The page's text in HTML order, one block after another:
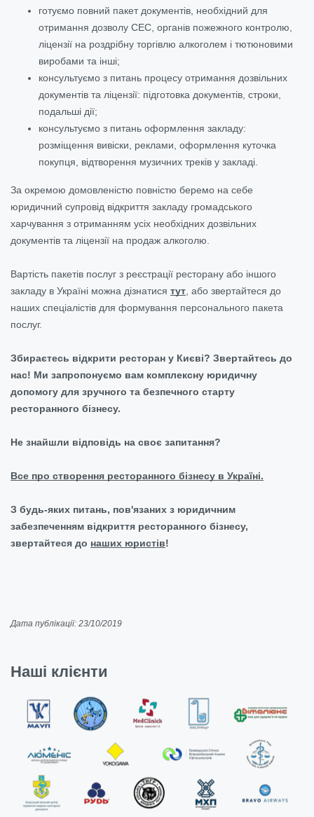
готуємо повний пакет документів, необхідний для
отримання дозволу СЕС, органів пожежного контролю,
ліцензії на роздрібну торгівлю алкоголем і тютюновими
виробами та інші;
консультуємо з питань процесу отримання дозвільних
документів та ліцензії: підготовка документів, строки,
подальші дії;
консультуємо з питань оформлення закладу:
розміщення вивіски, реклами, оформлення куточка
покупця, відтворення музичних треків у закладі.
За окремою домовленістю повністю беремо на себе
юридичний супровід відкриття закладу громадського
харчування з отриманням усіх необхідних дозвільних
документів та ліцензії на продаж алкоголю.
Вартість пакетів послуг з реєстрації ресторану або іншого
закладу в Україні можна дізнатися тут , або звертайтеся до
наших спеціалістів для формування персонального пакета
послуг.
Збираєтесь відкрити ресторан у Києві? Звертайтесь до
нас! Ми запропонуємо вам комплексну юридичну
допомогу для зручного та безпечного старту
ресторанного бізнесу.
Не знайшли відповідь на своє запитання?
Все про створення ресторанного бізнесу в Україні.
З будь-яких питань, пов'язаних з юридичним
забезпеченням відкриття ресторанного бізнесу,
звертайтеся до наших юристів!
Дата публікації: 23/10/2019
Наші клієнти